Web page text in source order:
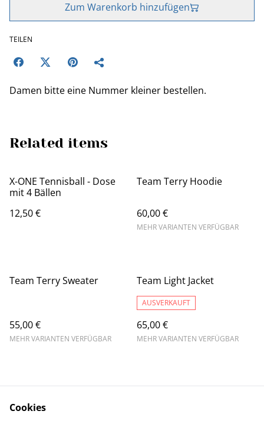
Zum Warenkorb hinzufügen
TEILEN
Damen bitte eine Nummer kleiner bestellen.
Related items
X-ONE Tennisball - Dose
mit 4 Bällen
12,50 €
Team Terry Hoodie
60,00 €
MEHR VARIANTEN VERFÜGBAR
Team Terry Sweater
55,00 €
MEHR VARIANTEN VERFÜGBAR
Team Light Jacket
AUSVERKAUFT
65,00 €
MEHR VARIANTEN VERFÜGBAR
Cookies